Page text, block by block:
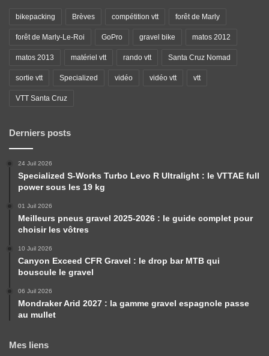
bikepacking Brèves compétition vtt forêt de Marly
forêt de Marly-Le-Roi GoPro gravel bike matos 2012
matos 2013 matériel vtt rando vtt Santa Cruz Nomad
sortie vtt Specialized vidéo vidéo vtt vtt
VTT Santa Cruz
Derniers posts
24 Juil 2026
Specialized S-Works Turbo Levo R Ultralight : le VTTAE full
power sous les 19 kg
01 Juil 2026
Meilleurs pneus gravel 2025-2026 : le guide complet pour
choisir les vôtres
10 Juil 2026
Canyon Exceed CFR Gravel : le drop bar MTB qui
bouscule le gravel
06 Juil 2026
Mondraker Arid 2027 : la gamme gravel espagnole passe
au mullet
Mes liens